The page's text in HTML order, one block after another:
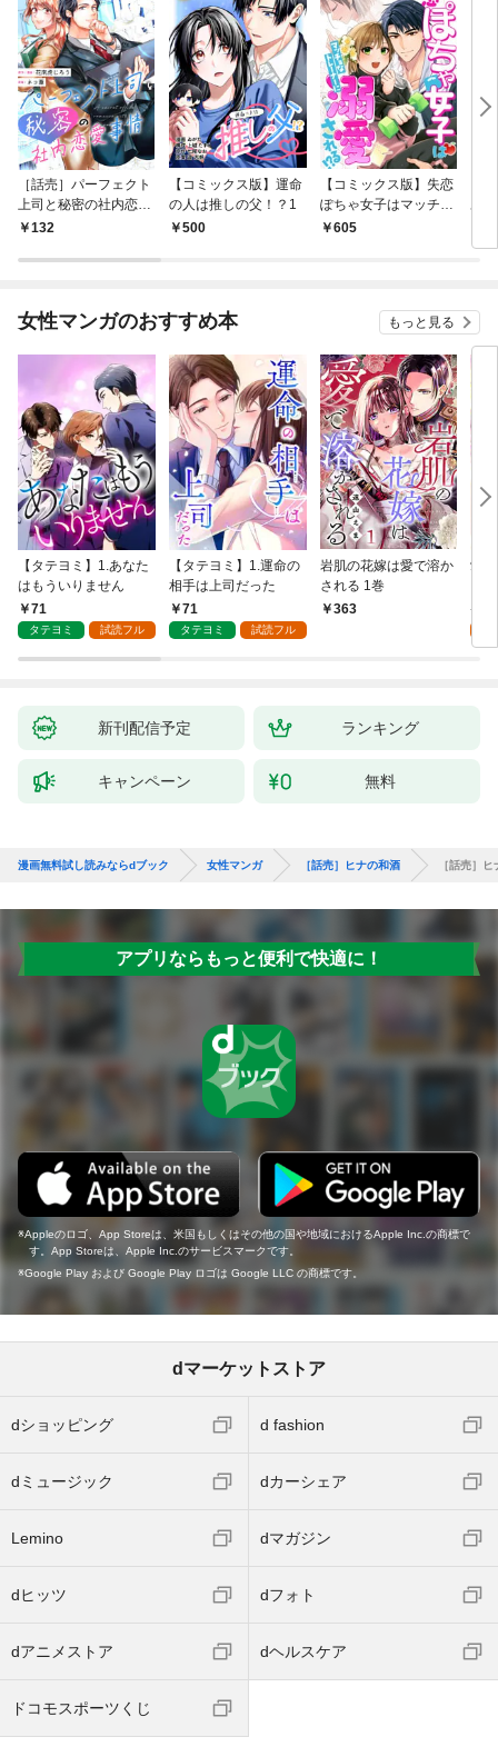
［話売］パーフェクト
上司と秘密の社内恋愛
事情1
132
【コミックス版】運命
の人は推しの父！？1
500
【コミックス版】失恋
ぽちゃ女子はマッチョ
なトレーナーに溺愛さ
605
あ
女性マンガのおすすめ本 もっと見る
【タテヨミ】1.あなた
はもういりません
71
タテヨミ 試読フル
【タテヨミ】1.運命の
相手は上司だった
71
タテヨミ 試読フル
岩肌の花嫁は愛で溶か
される 1巻
363
愛
新刊配信予定 ランキング
キャンペーン 無料
漫画無料試し読みならdブック 女性マンガ ［話売］ヒナの和酒 ［話売］
アプリならもっと便利で快適に！
Appleのロゴ、App Storeは、米国もしくはその他の国や地域におけるApple Inc.の商標で
す。App Storeは、Apple Inc.のサービスマークです。
Google Play および Google Play ロゴは Google LLC の商標です。
dマーケットストア
dショッピング d fashion
dミュージック dカーシェア
Lemino dマガジン
dヒッツ dフォト
dアニメストア dヘルスケア
ドコモスポーツくじ